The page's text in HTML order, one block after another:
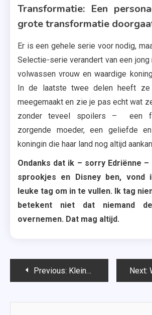
Transformatie: Een
grote transformatie
Er is een gehele serie voor nodig,
Selectie-serie verandert van een jong
volwassen vrouw en waardige
In de laatste twee delen heeft ze
meegemaakt en zie je pas echt wat
zonder teveel spoilers – een
zorgende moeder, een geliefde
koningin die haar land nog altijd
Ondanks dat ik – sorry Edriënne
sprookjes en Disney ben, vond
leuke tag om in te vullen. Ik tag
betekent niet dat niemand
overnemen. Dat mag altijd.
Bericht
Previous: Kleine Zwarte Leugens – Sharon Bolton Next: